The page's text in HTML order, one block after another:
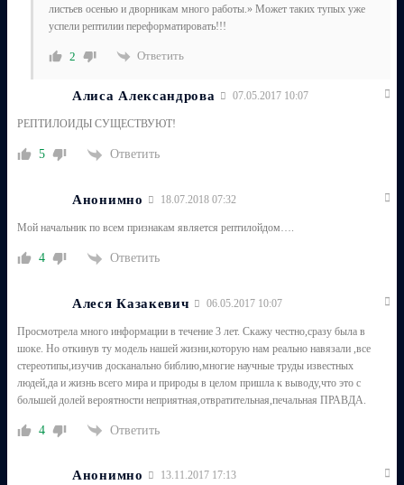
листьев осенью и дворникам много работы.» Может таких тупых уже
успели рептилии переформатировать!!!
2 Ответить
Алиса Александрова 07.05.2017 10:07
РЕПТИЛОИДЫ СУЩЕСТВУЮТ!
5 Ответить
Анонимно 18.07.2018 07:32
Мой начальник по всем признакам является рептилойдом….
4 Ответить
Алеся Казакевич 06.05.2017 10:07
Просмотрела много информации в течение 3 лет. Скажу честно,сразу была в
шоке. Но откинув ту модель нашей жизни,которую нам реально навязали ,все
стереотипы,изучив досканально библию,многие научные труды известных
людей,да и жизнь всего мира и природы в целом пришла к выводу,что это с
большей долей вероятности неприятная,отвратительная,печальная ПРАВДА.
4 Ответить
Анонимно 13.11.2017 17:13